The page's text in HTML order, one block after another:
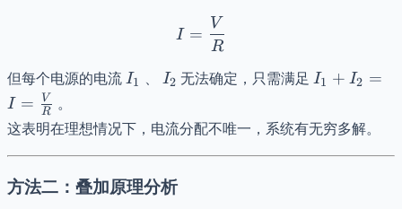
I = \frac{V}{R}
I =
R
V
但每个电源的电流 I_1
I1 、 I_2
I2 无法确定，只需满足I_1 +
\frac{V}
{R}
I1 + I2 =
I = R
V
。
这表明在理想情况下，电流分配不唯一，系统有无穷多解。
方法二：叠加原理分析